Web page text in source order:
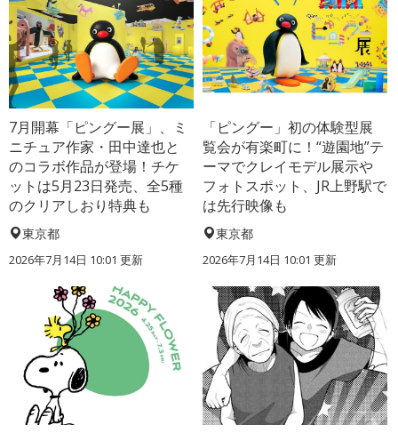
7月開幕「ピングー展」、ミ
ニチュア作家・田中達也と
のコラボ作品が登場！チケ
ットは5月23日発売、全5種
のクリアしおり特典も
東京都
2026年7月14日 10:01 更新
「ピングー」初の体験型展
覧会が有楽町に！“遊園地”テ
ーマでクレイモデル展示や
フォトスポット、JR上野駅で
は先行映像も
東京都
2026年7月14日 10:01 更新